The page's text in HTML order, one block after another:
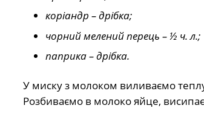
коріандр – дрібка;
чорний мелений перець – ½ ч. л.;
паприка – дрібка.
У миску з молоком виливаємо
Розбиваємо в молоко яйце,